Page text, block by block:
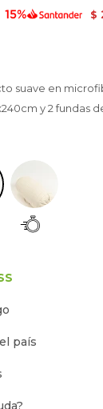
$
suave en
y 2 fundas
país